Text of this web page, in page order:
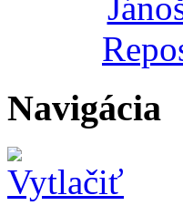
Navigácia